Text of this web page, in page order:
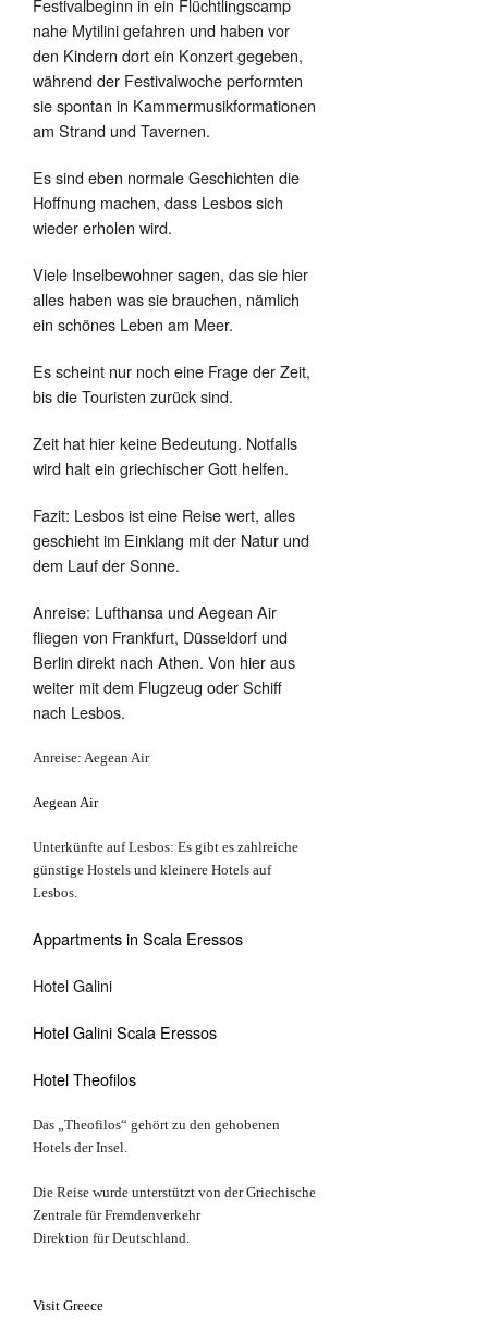
Festivalbeginn in ein Flüchtlingscamp
nahe Mytilini gefahren und haben vor
den Kindern dort ein Konzert gegeben,
während der Festivalwoche performten
sie spontan in Kammermusikformationen
am Strand und Tavernen.
Es sind eben normale Geschichten die
Hoffnung machen, dass Lesbos sich
wieder erholen wird.
Viele Inselbewohner sagen, das sie hier
alles haben was sie brauchen, nämlich
ein schönes Leben am Meer.
Es scheint nur noch eine Frage der Zeit,
bis die Touristen zurück sind.
Zeit hat hier keine Bedeutung. Notfalls
wird halt ein griechischer Gott helfen.
Fazit: Lesbos ist eine Reise wert, alles
geschieht im Einklang mit der Natur und
dem Lauf der Sonne.
Anreise: Lufthansa und Aegean Air
fliegen von Frankfurt, Düsseldorf und
Berlin direkt nach Athen. Von hier aus
weiter mit dem Flugzeug oder Schiff
nach Lesbos.
Anreise: Aegean Air
Aegean Air
Unterkünfte auf Lesbos: Es gibt es zahlreiche
günstige Hostels und kleinere Hotels auf
Lesbos.
Appartments in Scala Eressos
Hotel Galini
Hotel Galini Scala Eressos
Hotel Theofilos
Das „Theofilos“ gehört zu den gehobenen
Hotels der Insel.
Die Reise wurde unterstützt von der Griechische
Zentrale für Fremdenverkehr
Direktion für Deutschland.
Visit Greece